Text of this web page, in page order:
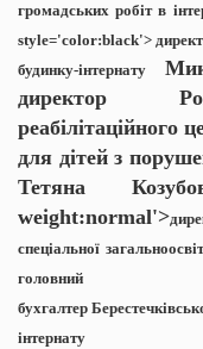
громадських робіт в
style='color:black'>
будинку-інтернату
директор
реабілітаційного
для дітей з
Тетяна
weight:normal'>
спеціальної
головний
бухгалтер